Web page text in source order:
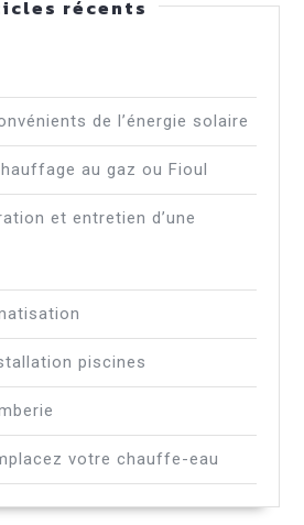
récents
de l’énergie solaire
au gaz ou Fioul
et entretien d’une
piscines
votre chauffe-eau